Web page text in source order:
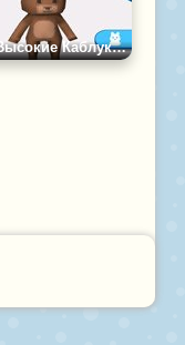
Игра Высокие Каблуки с Животными